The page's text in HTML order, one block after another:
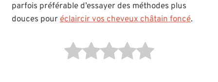
parfois préférable d’essayer des méthodes plus
douces pouréclaircir vos cheveux châtain foncé.